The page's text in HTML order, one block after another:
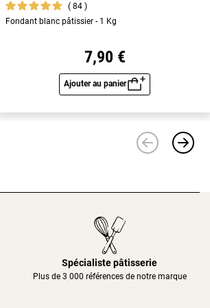
84
Fondant blanc pâtissier - 1 Kg
7,90 €
Ajouter au panier
Aperçu rapide
Spécialiste pâtisserie
Plus de 3 000 références de notre marque